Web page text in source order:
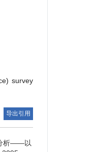
survey
导出引用
析——以